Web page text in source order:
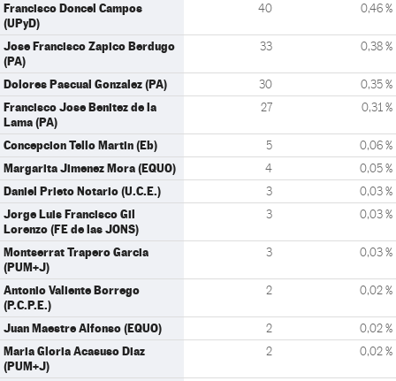
Francisco Doncel Campos
(UPyD)
40 0,46 %
Jose Francisco Zapico Berdugo
(PA)
33 0,38 %
Dolores Pascual Gonzalez (PA) 30 0,35 %
Francisco Jose Benitez de la
Lama (PA)
27 0,31 %
Concepcion Tello Martin (Eb) 5 0,06 %
Margarita Jimenez Mora (EQUO) 4 0,05 %
Daniel Prieto Notario (U.C.E.) 3 0,03 %
Jorge Luis Francisco Gil
Lorenzo (FE de las JONS)
3 0,03 %
Montserrat Trapero Garcia
(PUM+J)
3 0,03 %
Antonio Valiente Borrego
(P.C.P.E.)
2 0,02 %
Juan Maestre Alfonso (EQUO) 2 0,02 %
Maria Gloria Acasuso Diaz
(PUM+J)
2 0,02 %